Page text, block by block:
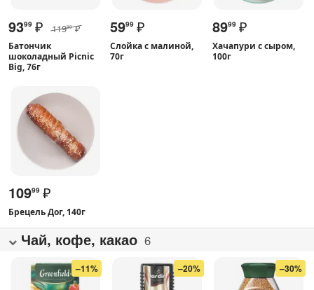
9399 ₽ 11999 ₽
Батончик
шоколадный Picnic
Big, 76г
5999 ₽
Слойка с малиной,
70г
8999 ₽
Хачапури с сыром,
100г
10999 ₽
Брецель Дог, 140г
Чай, кофе, какао 6
–11% –20% –30%